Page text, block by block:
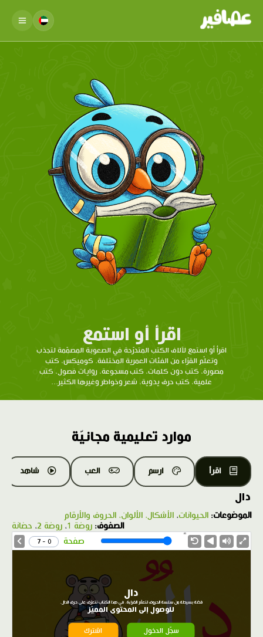
اقرأ أو استمع
اقرأ أو استمع لآلاف الكتب المتدرّحة في الصعوبة المصمّمة لتجذب
وتعلّم القرّاء من الفئات العمرية المختلفة. كوميكس، كتب
مصورة، كتب دون كلمات، كتب مسجوعة، روايات فصول، كتب
علمية، كتب حرف يدوية، شعر وخواطر وغيرها الكثير...
موارد تعليمية مجانيّة
اقرأ ارسم العب شاهد
دال
الموضوعات: الحيوانات، الأشكال، الألوان، الحروف والأرقام
الصفوف: روضة 1 ، روضة 2 ، حضانة
صفحة 0 - 7
دال
قصّة بسيطة من سلسة الحروف لتعلّم القراءة. في هذا الكتاب نتعرّف على حرف الدال.
للوصول إلى المحتوى المميّز
سجّل الدخول اشترك